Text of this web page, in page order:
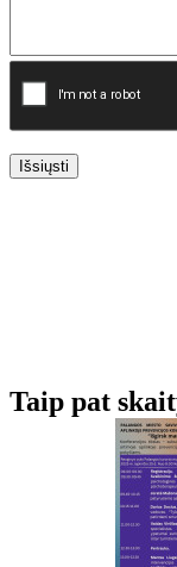
Išsiųsti
Taip pat